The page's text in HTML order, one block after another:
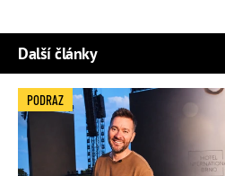
Další články
PODRAZ